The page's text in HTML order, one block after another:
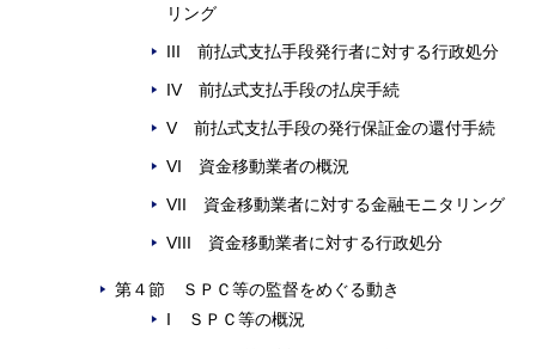
リング
III 前払式支払手段発行者に対する行政処分
IV 前払式支払手段の払戻手続
V 前払式支払手段の発行保証金の還付手続
VI 資金移動業者の概況
VII 資金移動業者に対する金融モニタリング
VIII 資金移動業者に対する行政処分
第４節 ＳＰＣ等の監督をめぐる動き
I ＳＰＣ等の概況